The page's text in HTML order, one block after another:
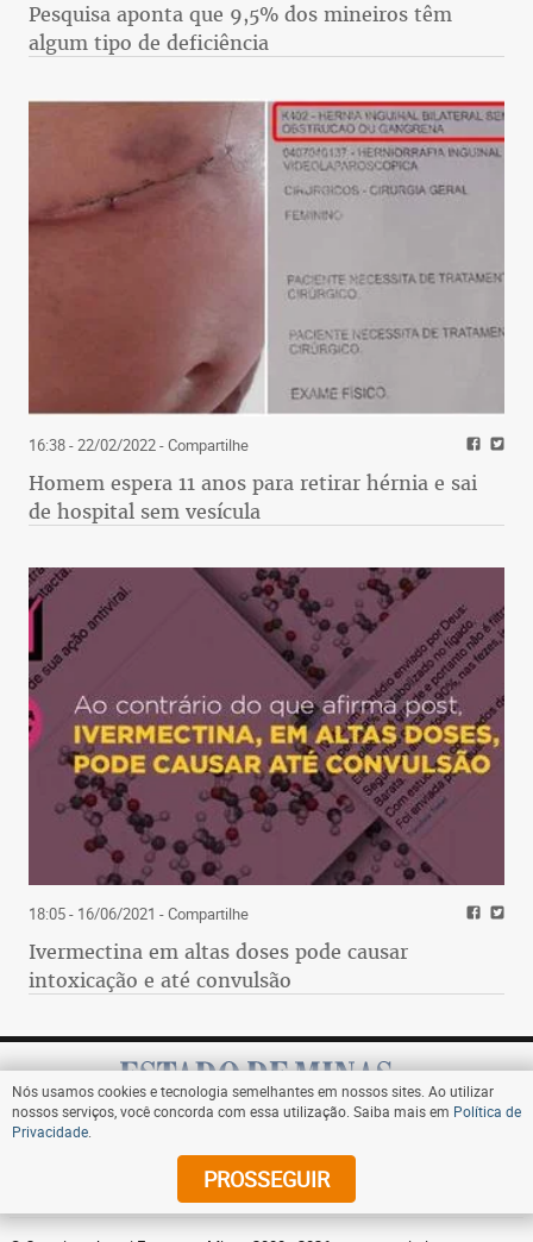
Pesquisa aponta que 9,5% dos mineiros têm
algum tipo de deficiência
16:38 - 22/02/2022- Compartilhe
Homem espera 11 anos para retirar hérnia e sai
de hospital sem vesícula
18:05 - 16/06/2021 - Compartilhe
Ivermectina em altas doses pode causar
intoxicação e até convulsão
Assine
Nós usamos cookies e tecnologia semelhantes em nossos sites. Ao utilizar
nossos serviços, você concorda com essa utilização. Saiba mais em Política de
Privacidade
PROSSEGUIR